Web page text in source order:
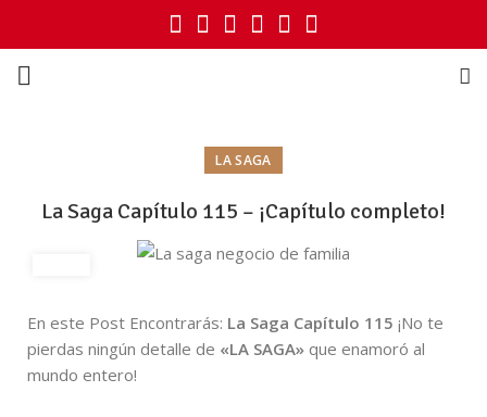
LA SAGA
La Saga Capítulo 115 – ¡Capítulo completo!
En este Post Encontrarás: La Saga Capítulo 115 ¡No te
pierdas ningún detalle de «LA SAGA» que enamoró al
mundo entero!